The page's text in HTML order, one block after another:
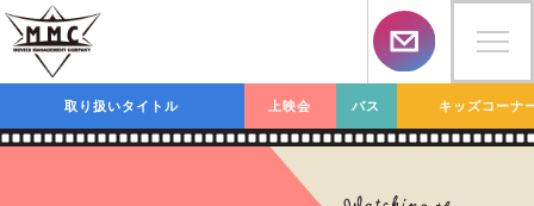
取り扱いタイトル 上映会 バス キッズコーナ